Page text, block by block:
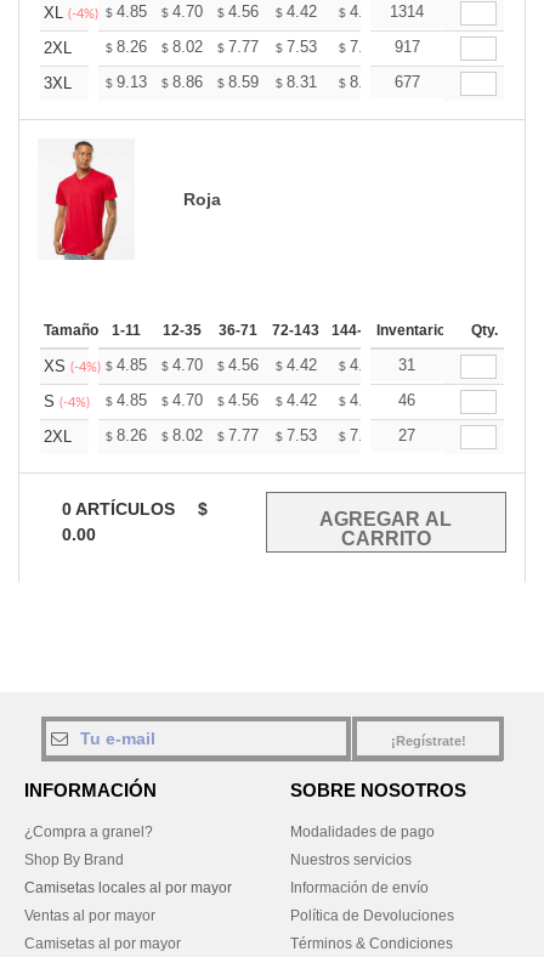
XL (-4%) $ 4.85 $ 4.70 $ 4.56 $ 4.42 $ 4.27 $4.20
1314
2XL
$ 8.26 $ 8.02 $ 7.77 $ 7.53 $ 7.28 $ 7.16
917
3XL
$ 9.13 $ 8.86 $ 8.59 $ 8.31 $ 8.04 $7.91
677
Roja
Tamaño 1-11 12-35 36-71 72-143 144-287 288 + Mas
Inventario Qty.
XS (-4%) $ 4.85 $ 4.70 $ 4.56 $ 4.42 $ 4.27 $4.20
31
S (-4%) $ 4.85 $ 4.70 $ 4.56 $ 4.42 $ 4.27 $4.20
46
2XL
$ 8.26 $ 8.02 $ 7.77 $ 7.53 $ 7.28 $7.16
27
0ARTÍCULOS
$
0.00
¡Regístrate!
INFORMACIÓN
¿Compra a granel?
Shop By Brand
Camisetas locales al por mayor
Ventas al por mayor
Camisetas al por mayor
SOBRE NOSOTROS
Modalidades de pago
Nuestros servicios
Información de envío
Política de Devoluciones
Términos & Condiciones